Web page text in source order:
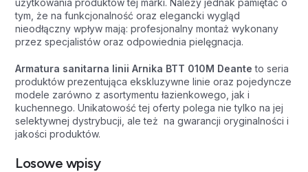
tym, że na funkcjonalność oraz elegancki wygląd
nieodłączny wpływ mają: profesjonalny montaż wykonany
przez specjalistów oraz odpowiednia pielęgnacja.
Armatura sanitarna linii Arnika BTT 010M Deante to seria
produktów prezentująca ekskluzywne linie oraz pojedyncze
modele zarówno z asortymentu łazienkowego, jak i
kuchennego. Unikatowość tej oferty polega nie tylko na jej
selektywnej dystrybucji, ale też na gwarancji oryginalności i
jakości produktów.
Losowe wpisy